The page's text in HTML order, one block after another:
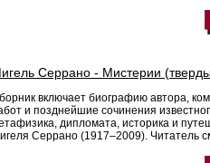
Серрано - Мистерии
включает биографию автора,
и позднейшие сочинения
дипломата, историка и
Серрано (1917–2009). Читатель